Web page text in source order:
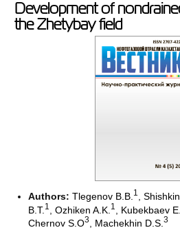
Development of
the Zhetybay field
Authors:Tlegenov B.B. 1 ,
B.T. 1 ,Ozhiken A.K. 1 Kubekbaev
Chernov S.O3 Machekhin D.S.3